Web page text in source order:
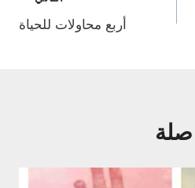
أربع محاولات للحياة